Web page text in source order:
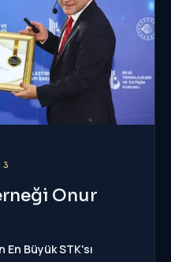
Onur
En Büyük STK'sı